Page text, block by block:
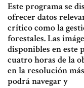
Este programa se
ofrecer datos
crítico como la
forestales. Las
disponibles en este
cuatro horas de la
en la resolución
podrá navegar y